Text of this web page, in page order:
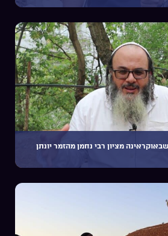
מציון רבי נחמן מהזמר יונתן